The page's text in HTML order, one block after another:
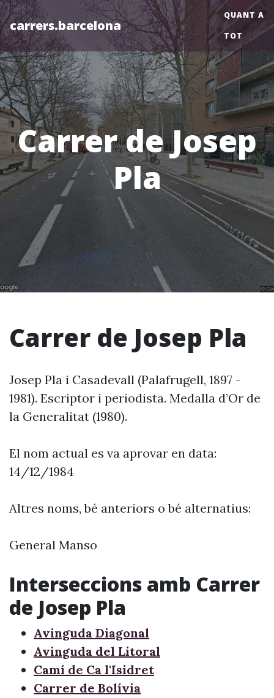
carrers.barcelona
QUANT A
TOT
Carrer de Josep
Pla
Carrer de Josep Pla
Josep Pla i Casadevall (Palafrugell, 1897 -
1981). Escriptor i periodista. Medalla d’Or de
la Generalitat (1980).
El nom actual es va aprovar en data:
14/12/1984
Altres noms, bé anteriors o bé alternatius:
General Manso
Interseccions amb Carrer
de Josep Pla
Avinguda Diagonal
Avinguda del Litoral
Camí de Ca l'Isidret
Carrer de Bolívia